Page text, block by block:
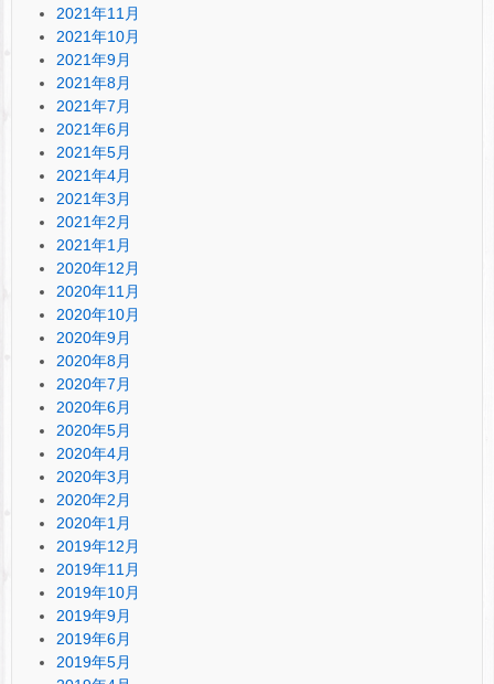
2021年11月
2021年10月
2021年9月
2021年8月
2021年7月
2021年6月
2021年5月
2021年4月
2021年3月
2021年2月
2021年1月
2020年12月
2020年11月
2020年10月
2020年9月
2020年8月
2020年7月
2020年6月
2020年5月
2020年4月
2020年3月
2020年2月
2020年1月
2019年12月
2019年11月
2019年10月
2019年9月
2019年6月
2019年5月